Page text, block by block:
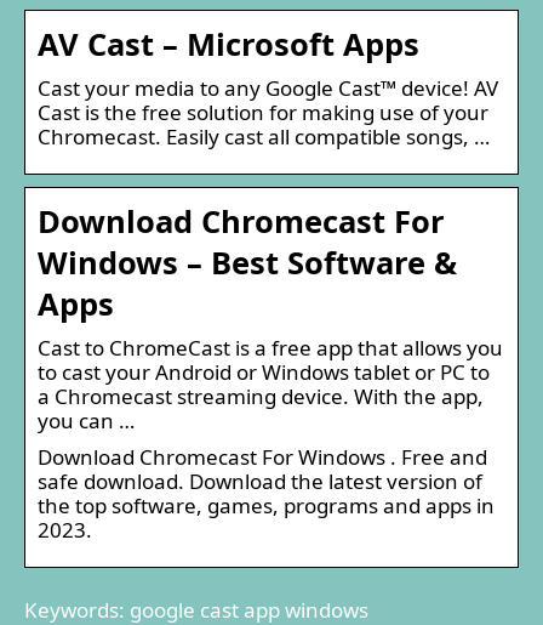
AV Cast – Microsoft Apps
Cast your media to any Google Cast™ device! AV
Cast is the free solution for making use of your
Chromecast. Easily cast all compatible songs, …
Download Chromecast For
Windows – Best Software &
Apps
Cast to ChromeCast is a free app that allows you
to cast your Android or Windows tablet or PC to
a Chromecast streaming device. With the app,
you can …
Download Chromecast For Windows . Free and
safe download. Download the latest version of
the top software, games, programs and apps in
2023.
Keywords: google cast app windows